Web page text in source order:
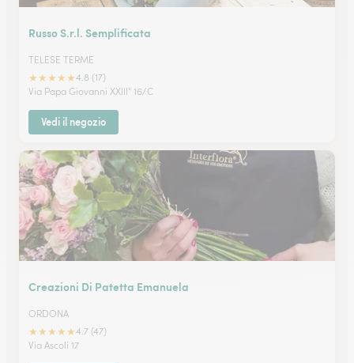
Russo S.r.l. Semplificata
TELESE TERME
★★★★★4.8 (17)
Via Papa Giovanni XXIII° 16/C
Vedi il negozio
Creazioni Di Patetta Emanuela
ORDONA
★★★★★4.7 (47)
Via Ascoli 17